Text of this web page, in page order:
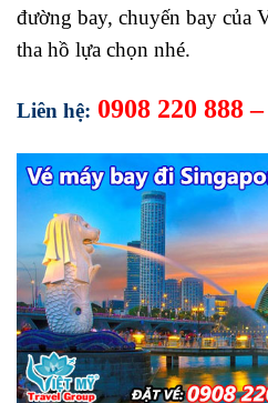
đường bay, chuyến bay của
tha hồ lựa chọn nhé.
Liên hệ: 0908 220 888